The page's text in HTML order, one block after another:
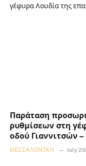
Παράταση
ρυθμίσεων στη
οδού Γιαννιτσών
ΘΕΣΣΑΛΟΝΊΚΗ July